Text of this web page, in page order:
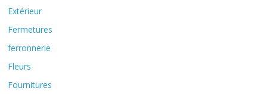
Extérieur
Fermetures
ferronnerie
Fleurs
Fournitures